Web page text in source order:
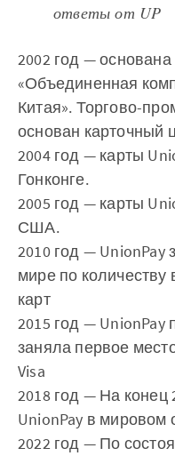
ответы от UP
2002 год —
«Объединенная
Китая». Торгово-
основан карточный
2004 год — карты
Гонконге.
2005 год — карты
США.
2010 год — UnionPay
мире по
карт
2015 год — UnionPay
заняла первое
Visa
2018 год — На конец
UnionPay в мировом
2022 год — По